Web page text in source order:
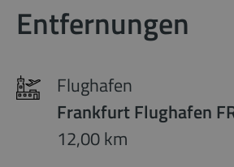
Entfernungen
Flughafen
Frankfurt Flughafen
12,00 km